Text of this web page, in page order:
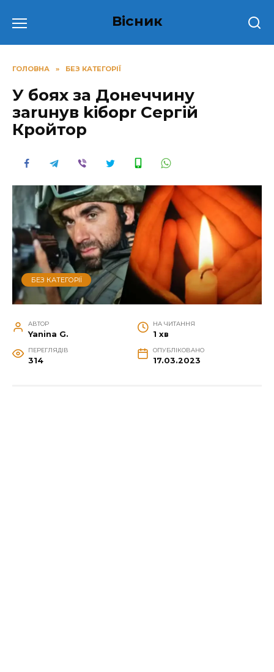
до
Вісник
ГОЛОВНА » БЕЗ КАТЕГОРІЇ
У бoяx за Донеччину
заruнyв kібоpr Сергій
Кpoйтор
БЕЗ КАТЕГОРІЇ
АВТОР
Yanina G.
НА ЧИТАННЯ
1 хв
ПЕРЕГЛЯДІВ
314
ОПУБЛІКОВАНО
17.03.2023